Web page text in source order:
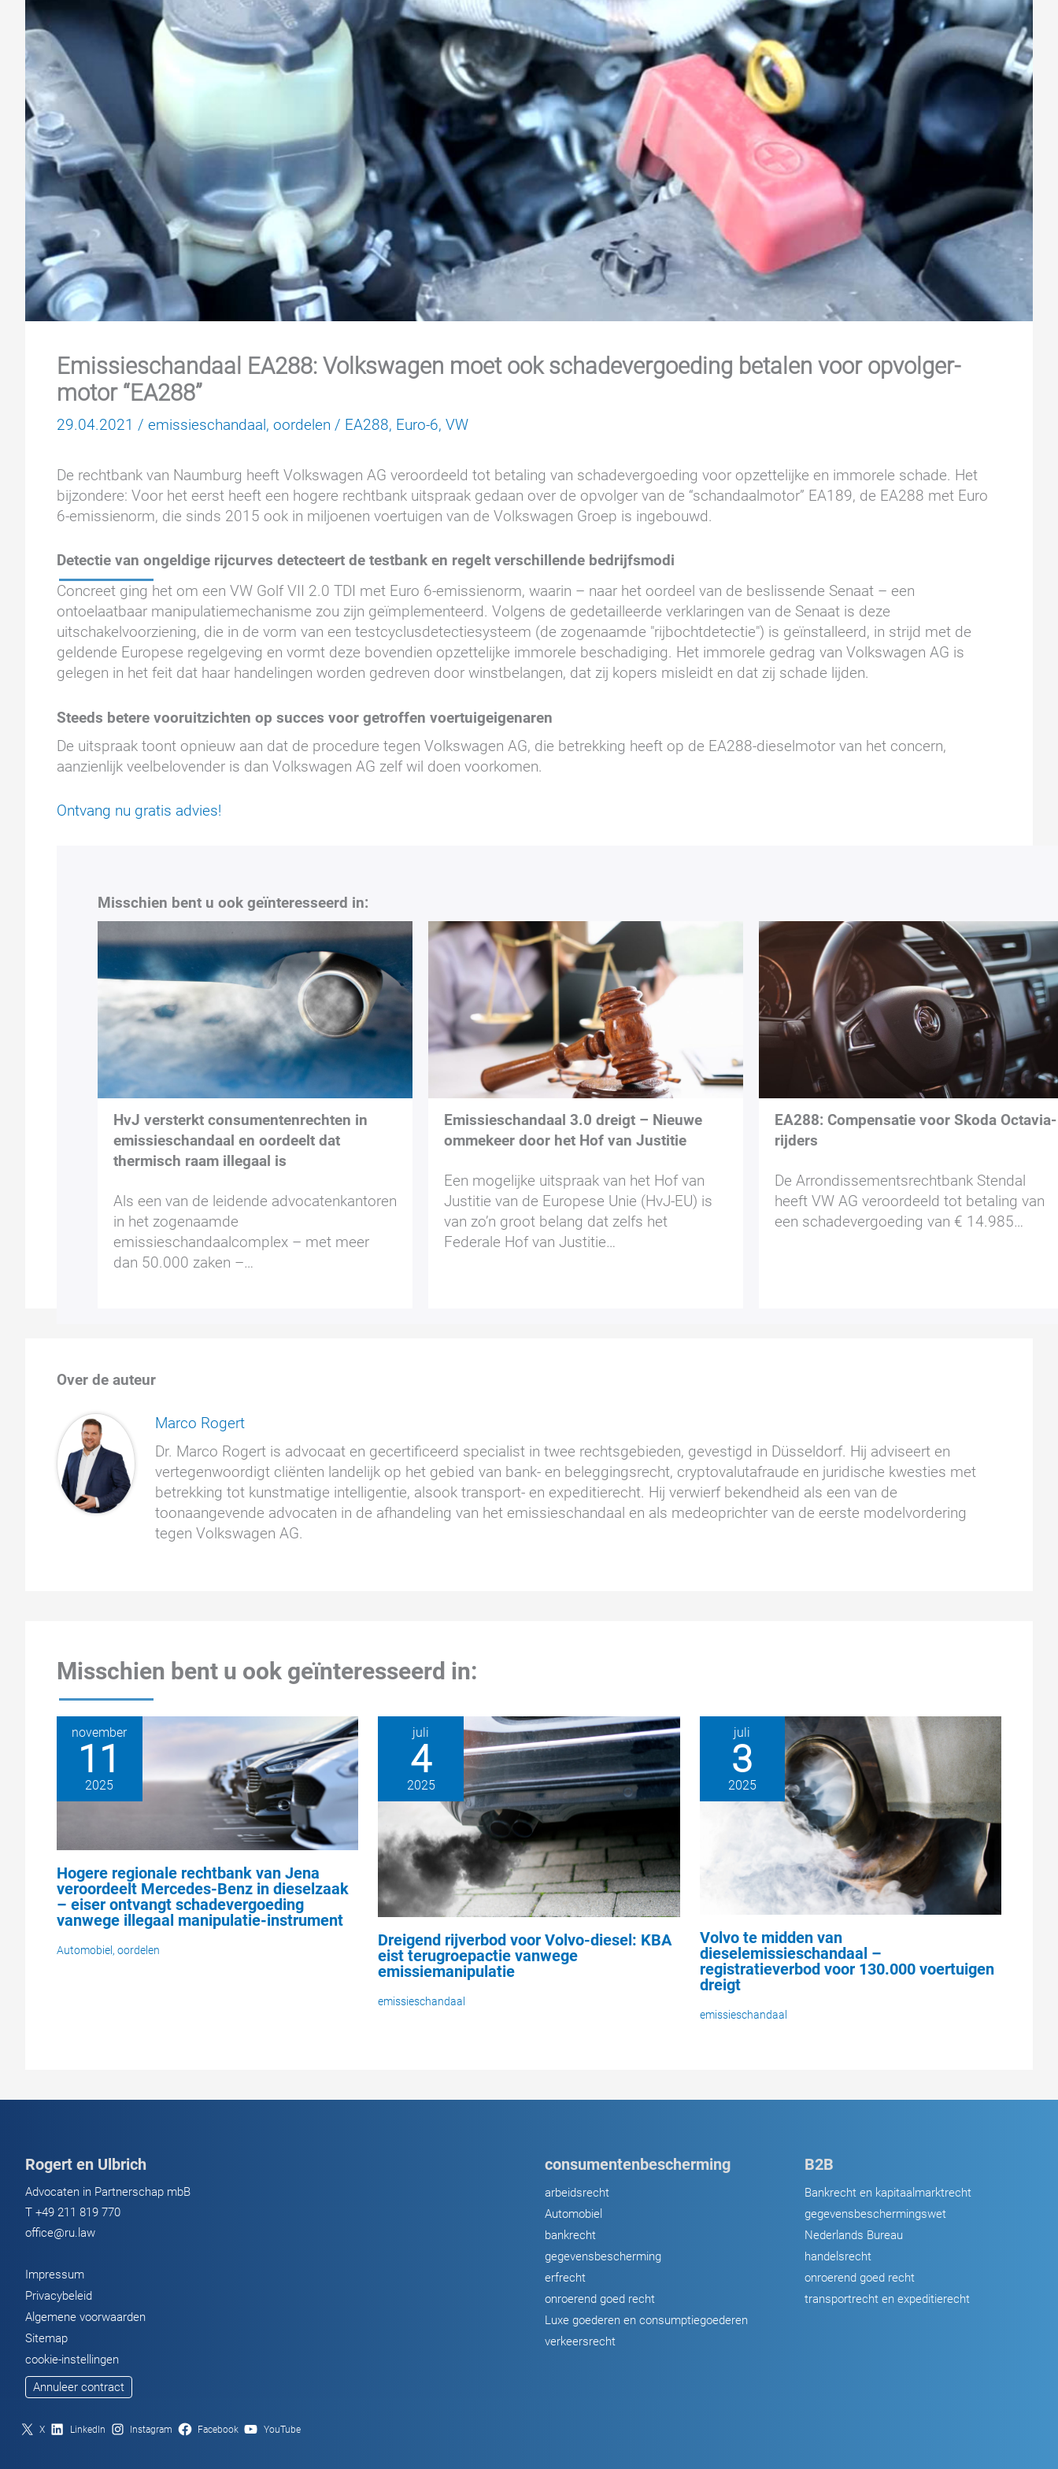
Emissieschandaal EA288: Volkswagen moet ook schadevergoeding betalen voor opvolger-
motor “EA288”
29.04.2021 / emissieschandaal, oordelen / EA288, Euro-6, VW
De rechtbank van Naumburg heeft Volkswagen AG veroordeeld tot betaling van schadevergoeding voor opzettelijke en immorele schade. Het
bijzondere: Voor het eerst heeft een hogere rechtbank uitspraak gedaan over de opvolger van de “schandaalmotor” EA189, de EA288 met Euro
6-emissienorm, die sinds 2015 ook in miljoenen voertuigen van de Volkswagen Groep is ingebouwd.
Detectie van ongeldige rijcurves detecteert de testbank en regelt verschillende bedrijfsmodi
Concreet ging het om een VW Golf VII 2.0 TDI met Euro 6-emissienorm, waarin – naar het oordeel van de beslissende Senaat – een
ontoelaatbaar manipulatiemechanisme zou zijn geïmplementeerd. Volgens de gedetailleerde verklaringen van de Senaat is deze
uitschakelvoorziening, die in de vorm van een testcyclusdetectiesysteem (de zogenaamde "rijbochtdetectie") is geïnstalleerd, in strijd met de
geldende Europese regelgeving en vormt deze bovendien opzettelijke immorele beschadiging. Het immorele gedrag van Volkswagen AG is
gelegen in het feit dat haar handelingen worden gedreven door winstbelangen, dat zij kopers misleidt en dat zij schade lijden.
Steeds betere vooruitzichten op succes voor getroffen voertuigeigenaren
De uitspraak toont opnieuw aan dat de procedure tegen Volkswagen AG, die betrekking heeft op de EA288-dieselmotor van het concern,
aanzienlijk veelbelovender is dan Volkswagen AG zelf wil doen voorkomen.
Ontvang nu gratis advies!
Misschien bent u ook geïnteresseerd in:
HvJ versterkt consumentenrechten in
emissieschandaal en oordeelt dat
thermisch raam illegaal is
Als een van de leidende advocatenkantoren
in het zogenaamde
emissieschandaalcomplex – met meer
dan 50.000 zaken –…
Emissieschandaal 3.0 dreigt – Nieuwe
ommekeer door het Hof van Justitie
Een mogelijke uitspraak van het Hof van
Justitie van de Europese Unie (HvJ-EU) is
van zo’n groot belang dat zelfs het
Federale Hof van Justitie…
EA288: Compensatie voor Skoda Octavia-
rijders
De Arrondissementsrechtbank Stendal
heeft VW AG veroordeeld tot betaling van
een schadevergoeding van € 14.985…
Over de auteur
Marco Rogert
Dr. Marco Rogert is advocaat en gecertificeerd specialist in twee rechtsgebieden, gevestigd in Düsseldorf. Hij adviseert en
vertegenwoordigt cliënten landelijk op het gebied van bank- en beleggingsrecht, cryptovalutafraude en juridische kwesties met
betrekking tot kunstmatige intelligentie, alsook transport- en expeditierecht. Hij verwierf bekendheid als een van de
toonaangevende advocaten in de afhandeling van het emissieschandaal en als medeoprichter van de eerste modelvordering
tegen Volkswagen AG.
Misschien bent u ook geïnteresseerd in:
november
11
2025
Hogere regionale rechtbank van Jena
veroordeelt Mercedes-Benz in dieselzaak
– eiser ontvangt schadevergoeding
vanwege illegaal manipulatie-instrument
Automobiel , oordelen
juli
4
2025
Dreigend rijverbod voor Volvo-diesel: KBA
eist terugroepactie vanwege
emissiemanipulatie
emissieschandaal
juli
3
2025
Volvo te midden van
dieselemissieschandaal –
registratieverbod voor 130.000 voertuigen
dreigt
emissieschandaal
Rogert en Ulbrich
Advocaten in Partnerschap mbB
T +49 211 819 770
office@ru.law
Impressum
Privacybeleid
Algemene voorwaarden
Sitemap
cookie-instellingen
Annuleer contract
consumentenbescherming
arbeidsrecht
Automobiel
bankrecht
gegevensbescherming
erfrecht
onroerend goed recht
Luxe goederen en consumptiegoederen
verkeersrecht
B2B
Bankrecht en kapitaalmarktrecht
gegevensbeschermingswet
Nederlands Bureau
handelsrecht
onroerend goed recht
transportrecht en expeditierecht
X LinkedIn Instagram Facebook YouTube